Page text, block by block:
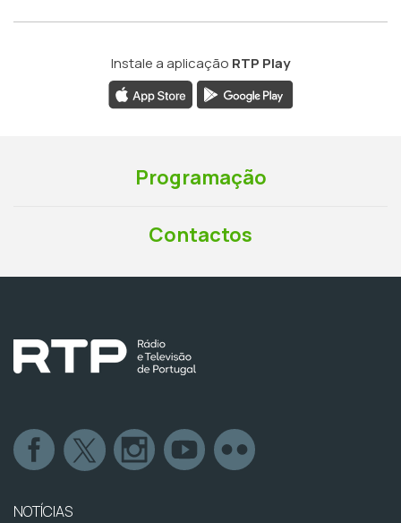
Instale a aplicação RTP Play
Programação
Contactos
NOTÍCIAS